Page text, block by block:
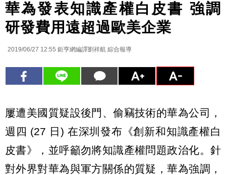
華為發表知識產權白皮書 強調
研發費用遠超過歐美企業
2019/06/27 12:55 鉅亨網編譯劉祥航 綜合報導
屢遭美國質疑設後門、偷竊技術的華為公司，
週四 (27 日) 在深圳發布《創新和知識產權白
皮書》，並呼籲勿將知識產權問題政治化。針
對外界對華為與軍方關係的質疑，華為強調，